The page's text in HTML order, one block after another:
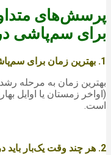
پرسش‌های
برای سم‌پاشی
1. بهترین زمان برای سم‌پاشی درختان گلابی چیست؟
بهترین زمان به مرحله
(اواخر زمستان یا اوایل
است.
2. هر چند وقت یک‌بار باید درختان گلابی را سم‌پاشی کنم؟